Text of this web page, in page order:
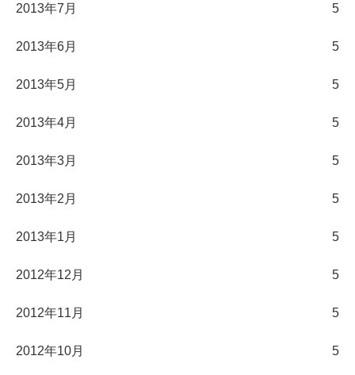
2013年7月 5
2013年6月 5
2013年5月 5
2013年4月 5
2013年3月 5
2013年2月 5
2013年1月 5
2012年12月 5
2012年11月 5
2012年10月 5